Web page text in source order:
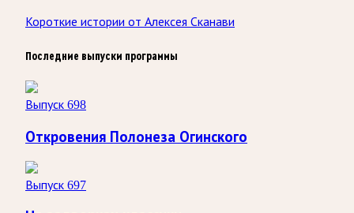
Короткие истории от Алексея Сканави
Последние выпуски программы
Выпуск 698
Откровения Полонеза Огинского
Выпуск 697